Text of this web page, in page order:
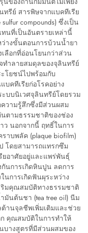
รีย์ สารพิษจากแบคทีเรีย
compounds) ซึ่งเป็น
นที่เป็นอันตรายเหล่านี้
างขั้นตอนการบ้วนน้ำยา
ลือกที่อ่อนโยนกว่าส่วน
ำลายสมดุลของจุลินทรีย์
โยชน์ไปพร้อมกับ
บคทีเรียก่อโรคอย่าง
บบนิเวศจุลินทรีย์โดยรวม
วามรู้สึกซึ่งมีส่วนผสม
ตามธรรมชาติของช่อง
ว นอกจากนี้ ฤทธิ์ในการ
าบพลัค (plaque biofilm)
โดยสามารถแทรกซึม
ยอาศัยอยู่และแพร่พันธุ์
นการเกิดหินปูน ลดการ
นการเกิดฟันผุระหว่าง
มคุณสมบัติทางธรรมชาติ
นต้นชา (tea tree oil) นีม
ต้านจุลชีพเพิ่มเติมและช่วย
ก คุณสมบัติในการทำให้
นบางสูตรที่มีส่วนผสมของ